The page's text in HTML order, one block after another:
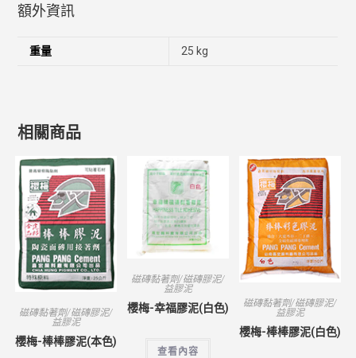
額外資訊
重量 25 kg
相關商品
磁磚黏著劑/磁磚膠泥/
益膠泥
櫻梅-棒棒膠泥(本色)
磁磚黏著劑/磁磚膠泥/
益膠泥
櫻梅-幸福膠泥(白色)
查看內容
磁磚黏著劑/磁磚膠泥/
益膠泥
櫻梅-棒棒膠泥(白色)